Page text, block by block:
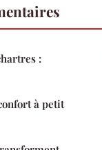
:
à petit